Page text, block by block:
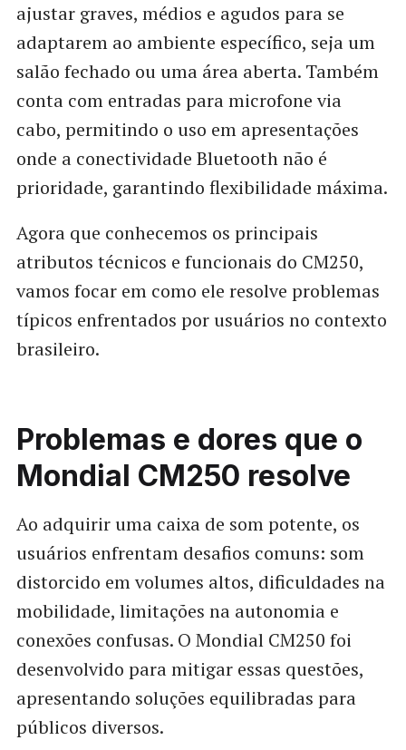
ajustar graves, médios e agudos para se
adaptarem ao ambiente específico, seja um
salão fechado ou uma área aberta. Também
conta com entradas para microfone via
cabo, permitindo o uso em apresentações
onde a conectividade Bluetooth não é
prioridade, garantindo flexibilidade máxima.
Agora que conhecemos os principais
atributos técnicos e funcionais do CM250,
vamos focar em como ele resolve problemas
típicos enfrentados por usuários no contexto
brasileiro.
Problemas e dores que o
Mondial CM250 resolve
Ao adquirir uma caixa de som potente, os
usuários enfrentam desafios comuns: som
distorcido em volumes altos, dificuldades na
mobilidade, limitações na autonomia e
conexões confusas. O Mondial CM250 foi
desenvolvido para mitigar essas questões,
apresentando soluções equilibradas para
públicos diversos.